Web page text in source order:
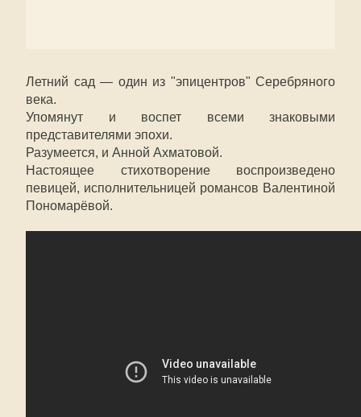
Летний сад — один из "эпицентров" Серебряного
века.
Упомянут и воспет всеми знаковыми
представителями эпохи.
Разумеется, и Анной Ахматовой.
Настоящее стихотворение воспроизведено
певицей, исполнительницей романсов Валентиной
Пономарёвой.